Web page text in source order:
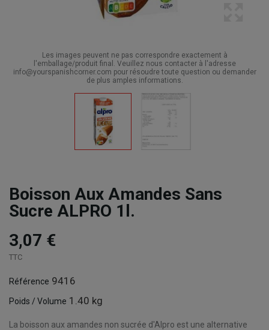
Les images peuvent ne pas correspondre exactement à
l'emballage/produit final. Veuillez nous contacter à l'adresse
info@yourspanishcorner.com pour résoudre toute question ou demander
de plus amples informations.
Boisson Aux Amandes Sans
Sucre ALPRO 1l.
3,07 €
TTC
Référence 9416
Poids / Volume 1.40 kg
La boisson aux amandes non sucrée d'Alpro est une alternative